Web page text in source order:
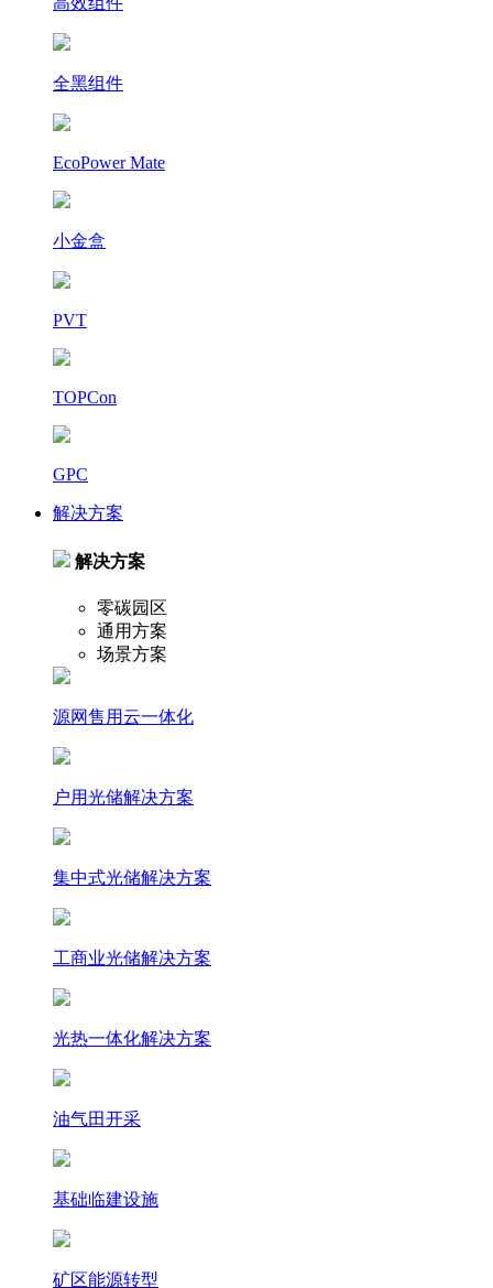
全黑组件
EcoPower Mate
小金盒
PVT
TOPCon
GPC
解决方案
解决方案
零碳园区
通用方案
场景方案
源网售用云一体化
户⽤光储解决⽅案
集中式光储解决⽅案
⼯商业光储解决⽅案
光热⼀体化解决⽅案
油气田开采
基础临建设施
矿区能源转型